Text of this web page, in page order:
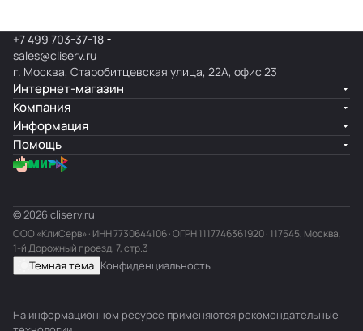
+7 499 703-37-18
sales@cliserv.ru
г. Москва, Старобитцевская улица, 22А, офис 23
Интернет-магазин
Компания
Информация
Помощь
© 2026 cliserv.ru
ООО «КлиСерв» · ИНН7730644106· ОГРН 1117746361920 · 117545, Москва,
1-й Дорожный проезд, 7, стр.3
Темная тема Конфиденциальность
На информационном ресурсе применяются рекомендательные